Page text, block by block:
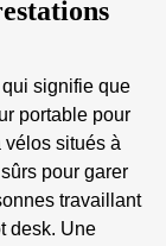
signifie que
portable pour
vélos situés à
pour garer
travaillant
desk. Une